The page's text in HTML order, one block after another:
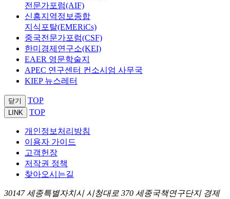
전문가포럼(AIF)
신흥지역정보종합
지식포탈(EMERiCs)
중국전문가포럼(CSF)
한미경제연구소(KEI)
EAER 영문학술지
APEC 연구센터 컨소시엄 사무국
KIEP 뉴스레터
닫기 TOP
LINK TOP
개인정보처리방침
이용자 가이드
고객헌장
저작권 정책
찾아오시는길
30147 세종특별자치시 시청대로 370 세종국책연구단지 경제